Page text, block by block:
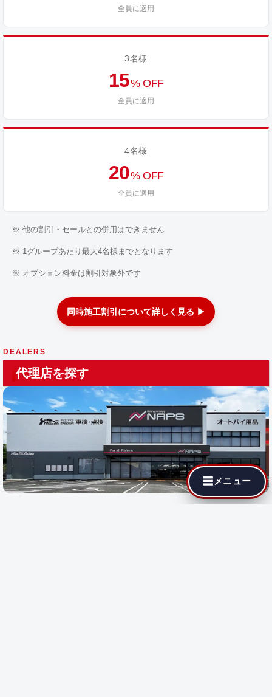
全員に適用
3名様
15% OFF
全員に適用
4名様
20% OFF
全員に適用
※ 他の割引・セールとの併用はできません
※ 1グループあたり最大4名様までとなります
※ オプション料金は割引対象外です
同時施工割引について詳しく見る ▶
DEALERS
代理店を探す
☰ メニュー